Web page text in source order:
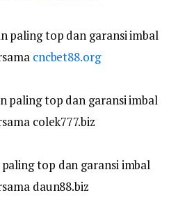
paling top dan garansi imbal
cncbet88.org
paling top dan garansi imbal
colek777.biz
top dan garansi imbal
daun88.biz